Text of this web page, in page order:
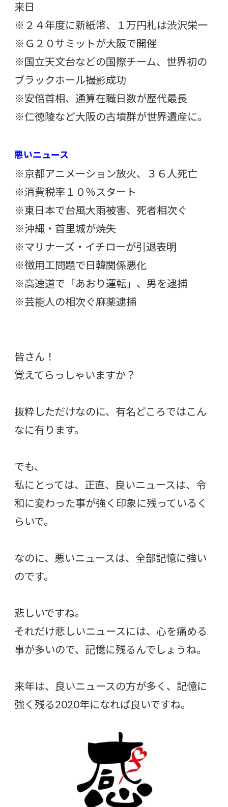
来日
※２４年度に新紙幣、１万円札は渋沢栄一
※Ｇ２０サミットが大阪で開催
※国立天文台などの国際チーム、世界初の
ブラックホール撮影成功
※安倍首相、通算在職日数が歴代最長
※仁徳陵など大阪の古墳群が世界遺産に。
悪いニュース
※京都アニメーション放火、３６人死亡
※消費税率１０％スタート
※東日本で台風大雨被害、死者相次ぐ
※沖縄・首里城が焼失
※マリナーズ・イチローが引退表明
※徴用工問題で日韓関係悪化
※高速道で「あおり運転」、男を逮捕
※芸能人の相次ぐ麻薬逮捕
皆さん！
覚えてらっしゃいますか？
抜粋しただけなのに、有名どころではこん
なに有ります。
でも、
私にとっては、正直、良いニュースは、令
和に変わった事が強く印象に残っているく
らいで。
なのに、悪いニュースは、全部記憶に強い
のです。
悲しいですね。
それだけ悲しいニュースには、心を痛める
事が多いので、記憶に残るんでしょうね。
来年は、良いニュースの方が多く、記憶に
強く残る2020年になれば良いですね。